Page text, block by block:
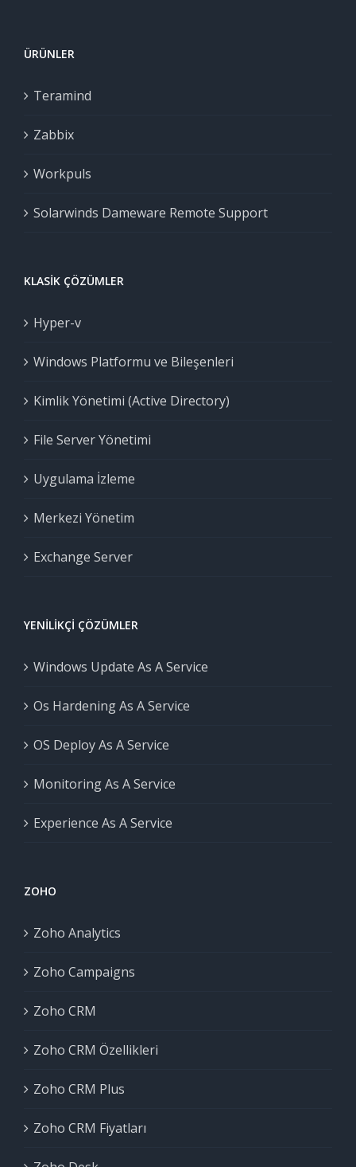
ÜRÜNLER
Teramind
Zabbix
Workpuls
Solarwinds Dameware Remote Support
KLASIK ÇÖZÜMLER
Hyper-v
Windows Platformu ve Bileşenleri
Kimlik Yönetimi (Active Directory)
File Server Yönetimi
Uygulama İzleme
Merkezi Yönetim
Exchange Server
YENILIKÇI ÇÖZÜMLER
Windows Update As A Service
Os Hardening As A Service
OS Deploy As A Service
Monitoring As A Service
Experience As A Service
ZOHO
Zoho Analytics
Zoho Campaigns
Zoho CRM
Zoho CRM Özellikleri
Zoho CRM Plus
Zoho CRM Fiyatları